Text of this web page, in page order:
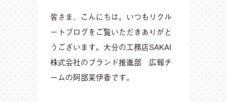
皆さま、こんにちは。いつもリクル
ートブログをご覧いただきありがと
うございます。大分の工務店SAKAI
株式会社のブランド推進部 広報チ
ームの阿部茉伊香です。